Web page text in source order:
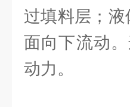
过填料层；
面向下流动
动力。